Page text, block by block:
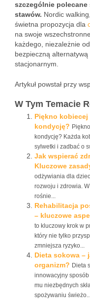
szczególnie polecane
stawów. Nordic
świetna propozycja dla
na swoje
każdego, niezależnie
bezpieczną
stacjonarnym.
Artykuł powstał przy
W Tym Temacie
Piękno kobiecej
kondycję?
kondycję? Każda
sylwetki i zadbać o
Jak wspierać
Kluczowe
odżywiania dla
rozwoju i zdrowia.
rośnie...
Rehabilitacja
– kluczowe
to kluczowy krok w
który nie tylko
zmniejsza ryzyko...
Dieta sokowa –
organizm? Dieta
innowacyjny
mu niezbędnych
spożywaniu